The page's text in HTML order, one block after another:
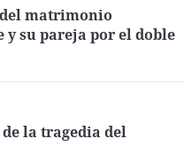
matrimonio
y su pareja por el doble
de la tragedia del